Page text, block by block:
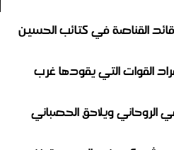
القناصة في كتائب الحسين
القوات التي يقودها غرب
الروحاني ويلاحق الحصباني